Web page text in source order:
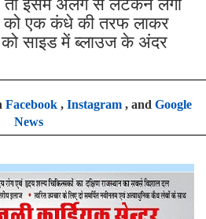
तो इसमें अलग से लटकन लगा
को एक कंधे की तरफ लाकर
को साइड में ब्लाउज के अंदर
Facebook, Instagram, and Google
News